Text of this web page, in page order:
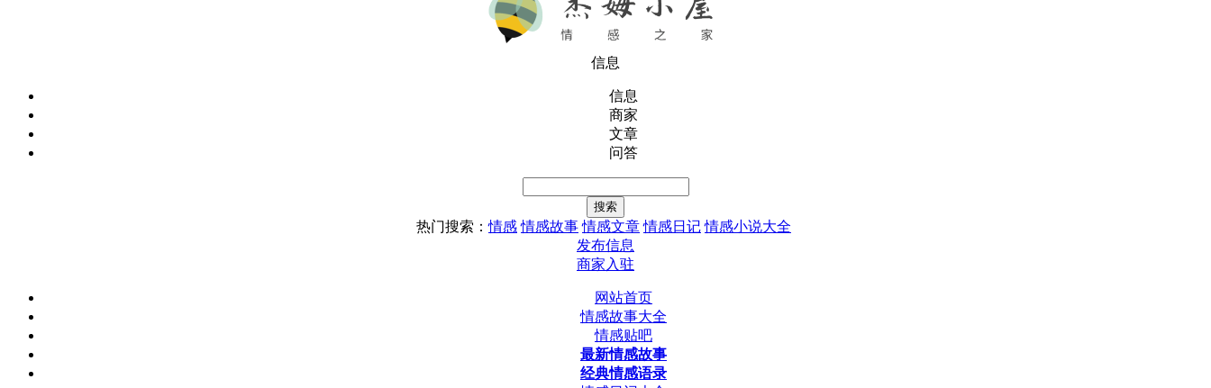
信息
信息
商家
文章
问答
热门搜索：情感 情感故事 情感文章 情感日记 情感小说大全
发布信息
商家入驻
网站首页
情感故事大全
情感贴吧
最新情感故事
经典情感语录